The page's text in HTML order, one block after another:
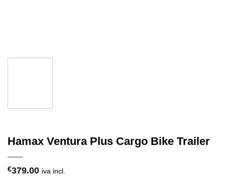
Hamax Ventura Plus Cargo Bike Trailer
€379.00 iva incl.